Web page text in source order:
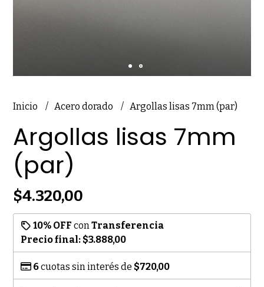
Inicio Acero dorado Argollas lisas 7mm (par)
Argollas lisas 7mm
(par)
$4.320,00
10% OFF conTransferencia
Precio final: $3.888,00
6cuotas sin interés de $720,00